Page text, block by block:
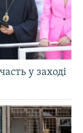
у заході